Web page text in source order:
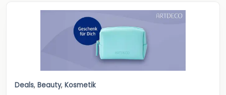
Deals, Beauty, Kosmetik